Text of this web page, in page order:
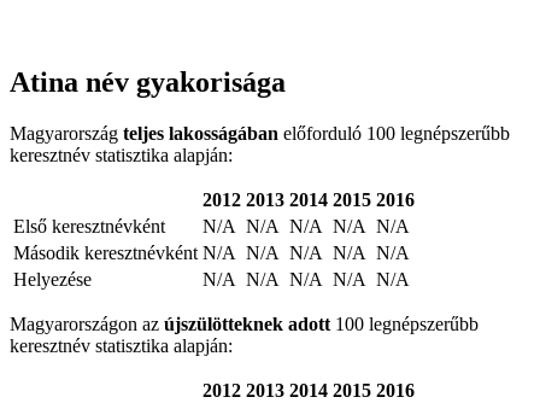
Atina név gyakorisága
Magyarország teljes lakosságában előforduló 100 legnépszerűbb
keresztnév statisztika alapján:
2012 2013 2014 2015 2016
Első keresztnévként
N/A N/A N/A N/A N/A
Második keresztnévként N/A N/A N/A N/A N/A
Helyezése
N/A N/A N/A N/A N/A
Magyarországon az újszülötteknek adott 100 legnépszerűbb
keresztnév statisztika alapján:
2012 2013 2014 2015 2016